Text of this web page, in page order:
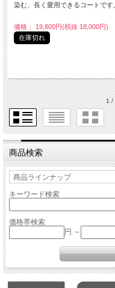
染む、長く愛用できるコートです
価格： 19,800円(税抜 18,000円)
在庫切れ
1 /
商品検索
キーワード検索
価格帯検索
円 ～